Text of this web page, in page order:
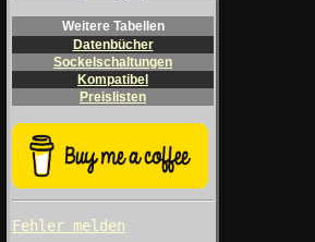
Weitere Tabellen
Datenbücher
Sockelschaltungen
Kompatibel
Preislisten
Fehler melden